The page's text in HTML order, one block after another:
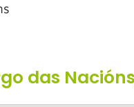
das